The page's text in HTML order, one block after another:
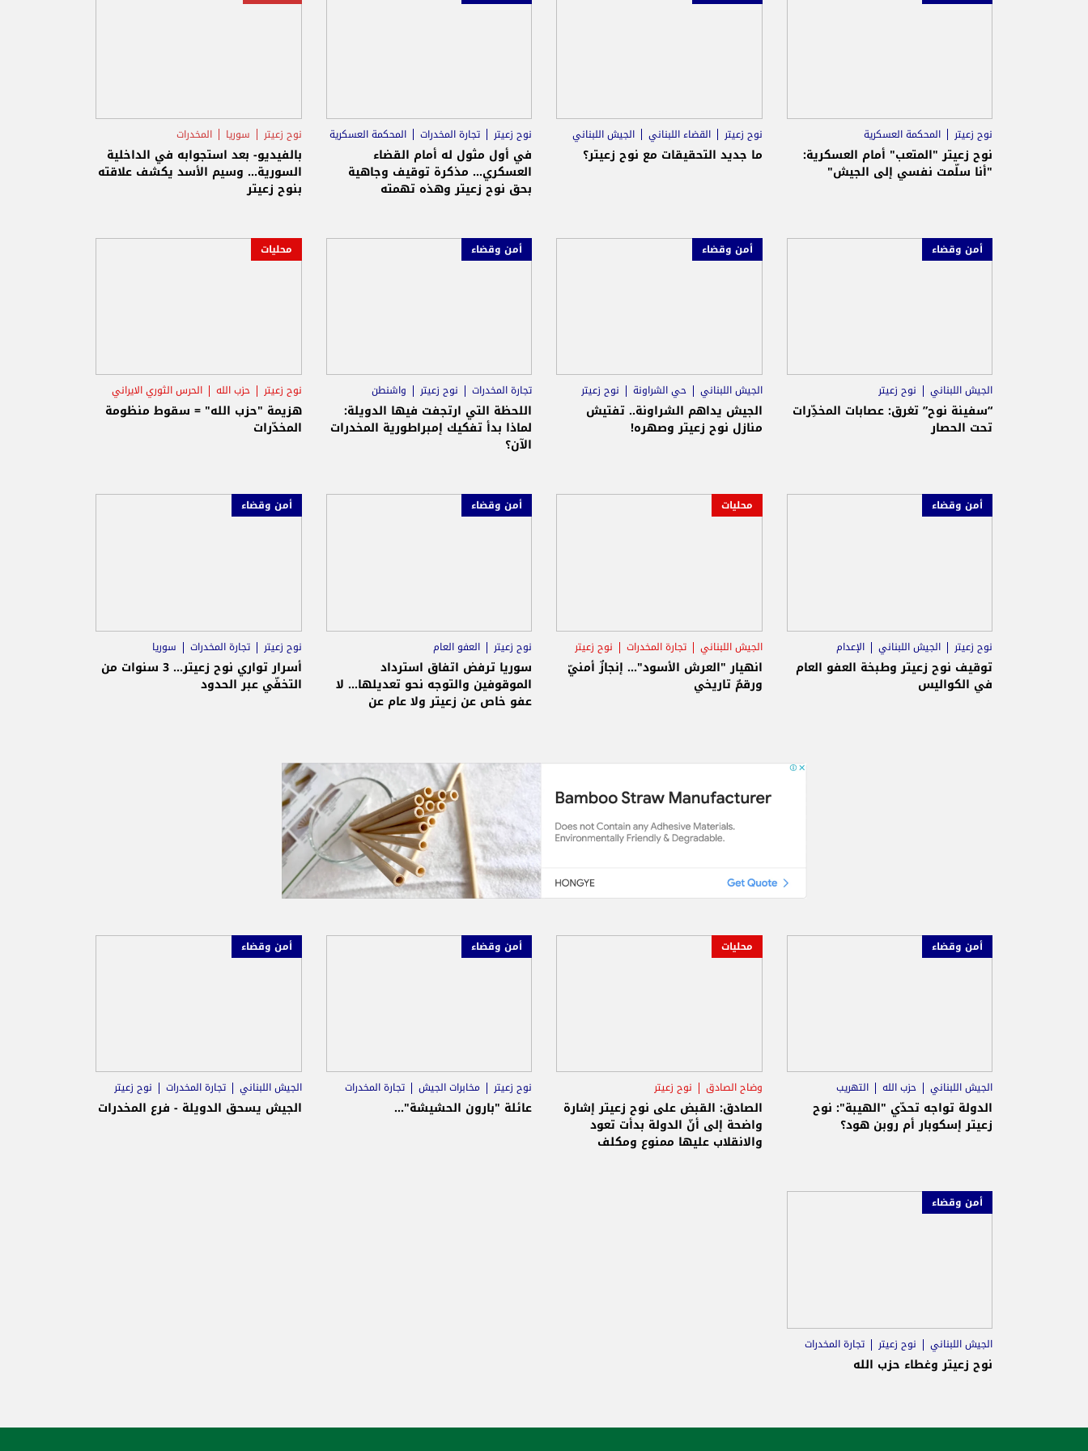
نوح زعيتر المحكمة العسكرية
نوح زعيتر "المتعب" أمام العسكرية:
"أنا سلّمت نفسي إلى الجيش"
نوح زعيتر القضاء اللبناني الجيش اللبناني
ما جديد التحقيقات مع نوح زعيتر؟
نوح زعيتر تجارة المخدرات المحكمة العسكرية
في أول مثول له أمام القضاء
العسكري... مذكرة توقيف وجاهية
بحق نوح زعيتر وهذه تهمته
نوح زعيتر سوريا المخدرات
بالفيديو- بعد استجوابه في الداخلية
السورية… وسيم الأسد يكشف علاقته
بنوح زعيتر
أمن وقضاء
الجيش اللبناني نوح زعيتر
“سفينة نوح” تغرق: عصابات المخدِّرات
تحت الحصار
أمن وقضاء
الجيش اللبناني حي الشراونة نوح زعيتر
الجيش يداهم الشراونة.. تفتيش
منازل نوح زعيتر وصهره!
أمن وقضاء
تجارة المخدرات نوح زعيتر واشنطن
اللحظة التي ارتجفت فيها الدويلة:
لماذا بدأ تفكيك إمبراطورية المخدرات
الآن؟
محليات
نوح زعيتر حزب الله الحرس الثوري الايراني
هزيمة "حزب الله" = سقوط منظومة
المخدّرات
أمن وقضاء
نوح زعيتر الجيش اللبناني الإعدام
توقيف نوح زعيتر وطبخة العفو العام
في الكواليس
محليات
الجيش اللبناني تجارة المخدرات نوح زعيتر
انهيار "العرش الأسود"... إنجازٌ أمنيّ
ورقمٌ تاريخي
أمن وقضاء
نوح زعيتر العفو العام
سوريا ترفض اتفاق استرداد
الموقوفين والتوجه نحو تعديلها... لا
عفو خاص عن زعيتر ولا عام عن
أمن وقضاء
نوح زعيتر تجارة المخدرات سوريا
أسرار تواري نوح زعيتر... 3 سنوات من
التخفّي عبر الحدود
أمن وقضاء
الجيش اللبناني حزب الله التهريب
الدولة تواجه تحدّي "الهيبة": نوح
زعيتر إسكوبار أم روبن هود؟
محليات
وضاح الصادق نوح زعيتر
الصادق: القبض على نوح زعيتر إشارة
واضحة إلى أنّ الدولة بدأت تعود
والانقلاب عليها ممنوع ومكلف
أمن وقضاء
نوح زعيتر مخابرات الجيش تجارة المخدرات
عائلة "بارون الحشيشة"...
أمن وقضاء
الجيش اللبناني تجارة المخدرات نوح زعيتر
الجيش يسحق الدويلة - فرع المخدرات
أمن وقضاء
الجيش اللبناني نوح زعيتر تجارة المخدرات
نوح زعيتر وغطاء حزب الله